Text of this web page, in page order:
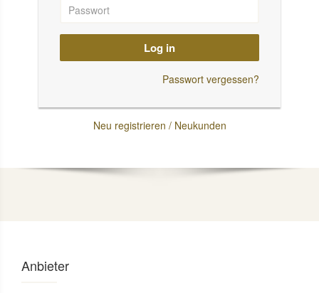
Log in
Passwort vergessen?
Neu registrieren / Neukunden
Anbieter